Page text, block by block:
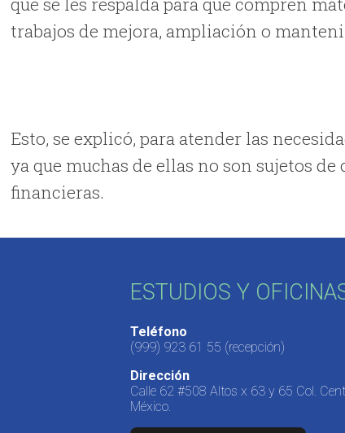
trabajos de mejora, ampliación o
Esto, se explicó, para atender las
ya que muchas de ellas no son sujetos
financieras.
ESTUDIOS Y
Teléfono
(999) 923 61 55 (recepción)
Dirección
Calle 62 #508 Altos x 63 y 65 Col.
México.